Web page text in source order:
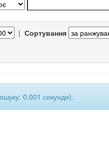
| Сортування
0.001 секунди).